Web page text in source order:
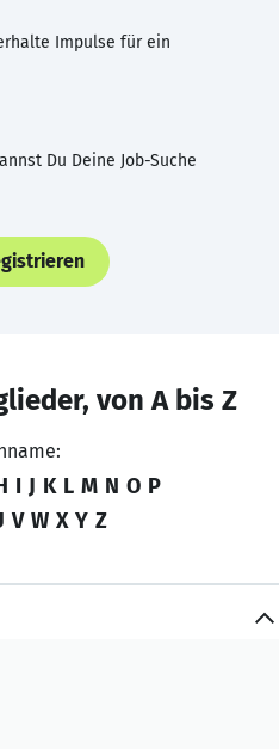
Impulse für ein
Du Deine Job-Suche
von A bis Z
I J K L M N O P
V W X Y Z